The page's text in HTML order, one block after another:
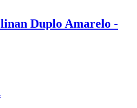
Duplo Amarelo -